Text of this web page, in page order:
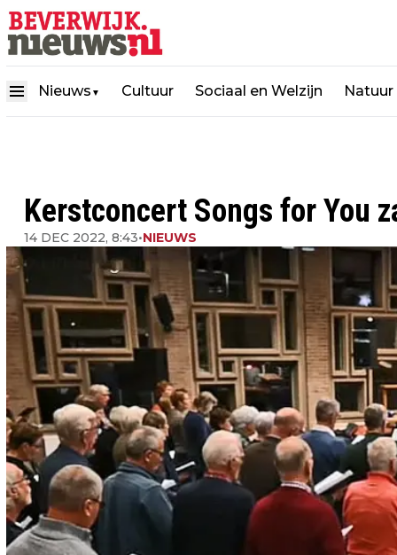
Nieuws ▼ Cultuur Sociaal en Welzijn Natuur
Kerstconcert Songs for You
14 DEC 2022, 8:43•NIEUWS